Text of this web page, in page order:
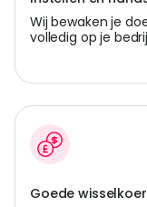
Wij bewaken je
volledig op je
Goede